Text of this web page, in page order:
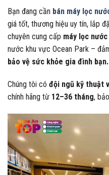
Bạn đang cần bán máy lọc
giá tốt, thương hiệu uy tín, lắp
chuyên cung cấp máy lọc
nước khu vực Ocean Park –
bảo vệ sức khỏe gia đình bạn.
Chúng tôi có đội ngũ kỹ thuật
chính hãng từ 12–36 tháng,